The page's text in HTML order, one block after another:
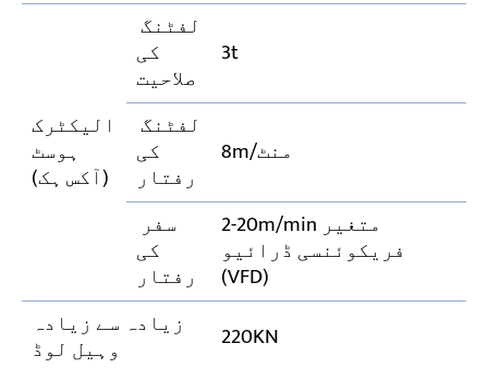
الیکٹرک
ہوسٹ
(آکس ہک)
لفٹنگ
کی
صلاحیت
3t
لفٹنگ
کی
رفتار
8m/منٹ
کی
رفتار
2-20m/min متغیر
فریکوئنسی ڈرائیو
(VFD)
زیادہ سے زیادہ
وہیل لوڈ
220KN